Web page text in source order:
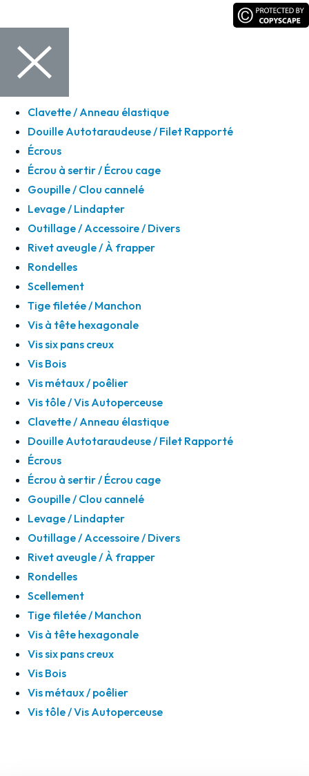
Clavette / Anneau élastique
Douille Autotaraudeuse / Filet Rapporté
Écrous
Écrou à sertir / Écrou cage
Goupille / Clou cannelé
Levage / Lindapter
Outillage / Accessoire / Divers
Rivet aveugle / À frapper
Rondelles
Scellement
Tige filetée / Manchon
Vis à tête hexagonale
Vis six pans creux
Vis Bois
Vis métaux / poêlier
Vis tôle / Vis Autoperceuse
Clavette / Anneau élastique
Douille Autotaraudeuse / Filet Rapporté
Écrous
Écrou à sertir / Écrou cage
Goupille / Clou cannelé
Levage / Lindapter
Outillage / Accessoire / Divers
Rivet aveugle / À frapper
Rondelles
Scellement
Tige filetée / Manchon
Vis à tête hexagonale
Vis six pans creux
Vis Bois
Vis métaux / poêlier
Vis tôle / Vis Autoperceuse